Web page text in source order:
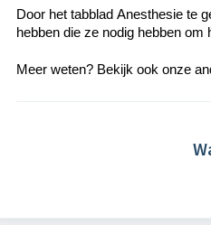
Door het tabblad Anesthesie te
hebben die ze nodig hebben om
Meer weten? Bekijk ook onze